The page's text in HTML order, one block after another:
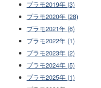
プラモ2019年 (3)
プラモ2020年 (28)
プラモ2021年 (6)
プラモ2022年 (1)
プラモ2023年 (2)
プラモ2024年 (5)
プラモ2025年 (1)